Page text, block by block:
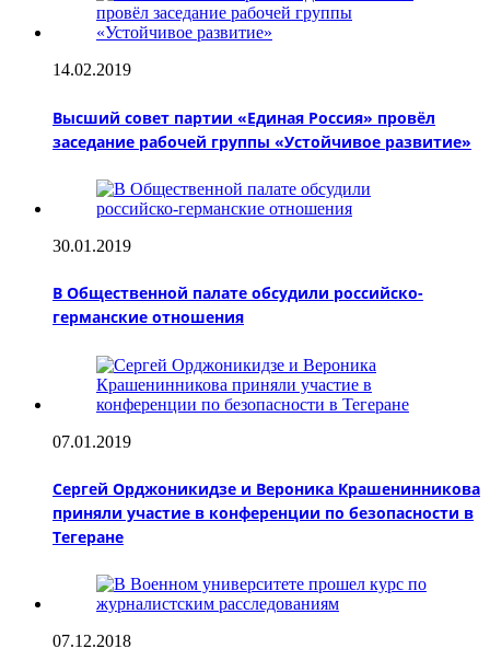
14.02.2019
Высший совет партии «Единая Россия» провёл
заседание рабочей группы «Устойчивое развитие»
30.01.2019
В Общественной палате обсудили российско-
германские отношения
07.01.2019
Сергей Орджоникидзе и Вероника Крашенинникова
приняли участие в конференции по безопасности в
Тегеране
07.12.2018